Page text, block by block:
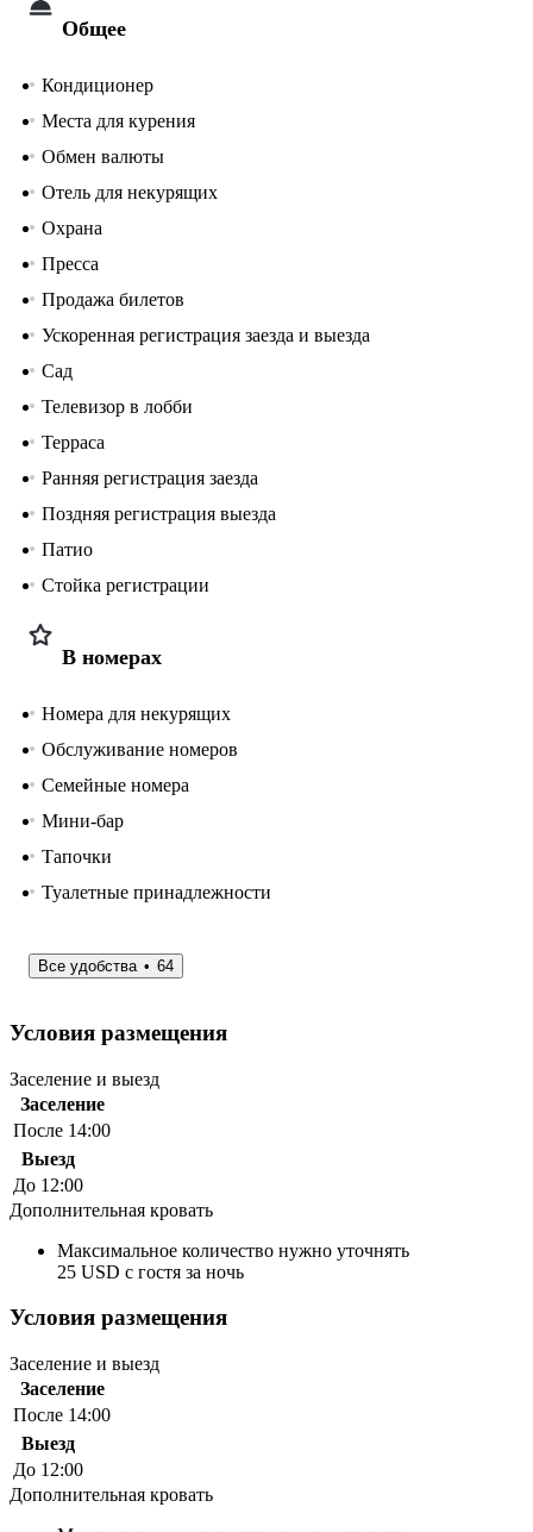
Общее
Кондиционер
Места для курения
Обмен валюты
Отель для некурящих
Охрана
Пресса
Продажа билетов
Ускоренная регистрация заезда и выезда
Сад
Телевизор в лобби
Терраса
Ранняя регистрация заезда
Поздняя регистрация выезда
Патио
Стойка регистрации
В номерах
Номера для некурящих
Обслуживание номеров
Семейные номера
Мини-бар
Тапочки
Туалетные принадлежности
Все удобства 64
Условия размещения
Заселение и выезд
Заселение
После 14:00
Выезд
До 12:00
Дополнительная кровать
Максимальное количество нужно уточнять
25 USD с гостя за ночь
Условия размещения
Заселение и выезд
Заселение
После 14:00
Выезд
До 12:00
Дополнительная кровать